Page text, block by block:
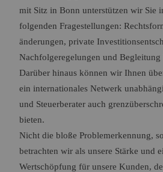
mit Sitz in Bonn unterstützen wir Sie
folgenden Fragestellungen:
änderungen, private
Nachfolgeregelungen und Begleitung
Darüber hinaus können wir Ihnen
ein internationales Netwerk
und Steuerberater auch
bieten.
Nicht die bloße Problemerkennung,
betrachten wir als unsere Stärke und
Wertschöpfung für unsere Kunden,